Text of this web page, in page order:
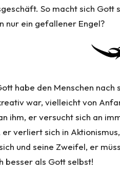
So macht sich
nur ein gefallener Engel?
habe den Menschen
war, vielleicht von
ihm, er versucht sich an
verliert sich in
und seine Zweifel, er
besser als Gott selbst!